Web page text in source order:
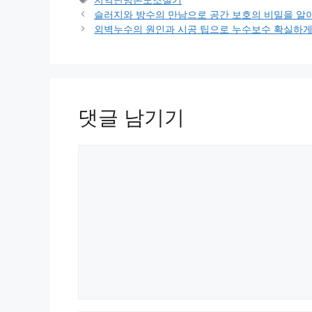
고
리
그
슬러지와 방수의 만남으로 공간 보호의 비밀을 알
외벽누수의 원인과 시공 팁으로 누수보수 확실하
댓글 남기기